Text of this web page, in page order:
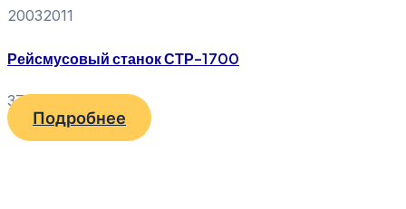
20032011
Рейсмусовый станок СТР-1700
37 120₽
Подробнее